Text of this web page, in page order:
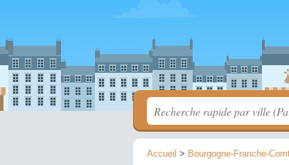
Accueil > Bourgogne-Franche-